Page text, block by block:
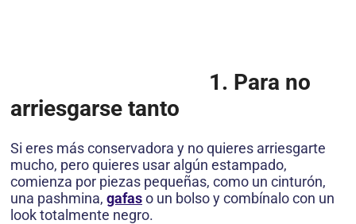
1. Para no
arriesgarse tanto
Si eres más conservadora y no quieres arriesgarte
mucho, pero quieres usar algún estampado,
comienza por piezas pequeñas, como un cinturón,
una pashmina, gafaso un bolso y combínalo con un
look totalmente negro.